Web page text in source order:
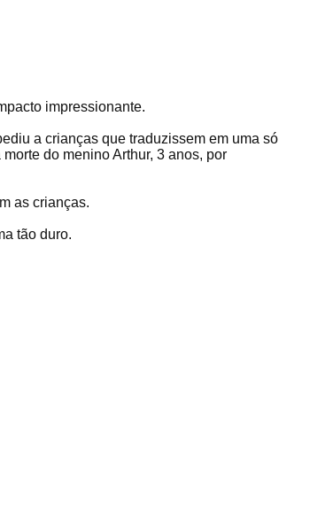
impressionante.
a crianças que traduzissem em uma só
do menino Arthur, 3 anos, por
as crianças.
tão duro.